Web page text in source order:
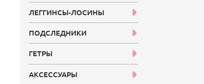
ЛЕГГИНСЫ-ЛОСИНЫ
ПОДСЛЕДНИКИ
ГЕТРЫ
АКСЕССУАРЫ